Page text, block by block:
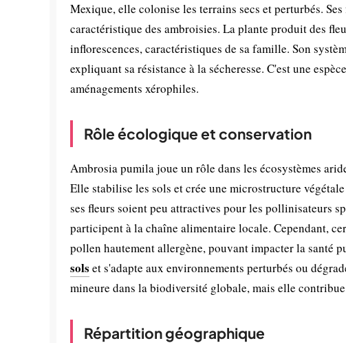
Mexique, elle colonise les terrains secs et perturbés.
caractéristique des ambroisies. La plante produit des
inflorescences, caractéristiques de sa famille. Son
expliquant sa résistance à la sécheresse. C'est une
aménagements xérophiles.
Rôle écologique et conservation
Ambrosia pumila joue un rôle dans les écosystèmes
Elle stabilise les sols et crée une microstructure
ses fleurs soient peu attractives pour les pollinisateurs
participent à la chaîne alimentaire locale. Cependant,
pollen hautement allergène, pouvant impacter la santé
sols et s'adapte aux environnements perturbés ou
mineure dans la biodiversité globale, mais elle
Répartition géographique